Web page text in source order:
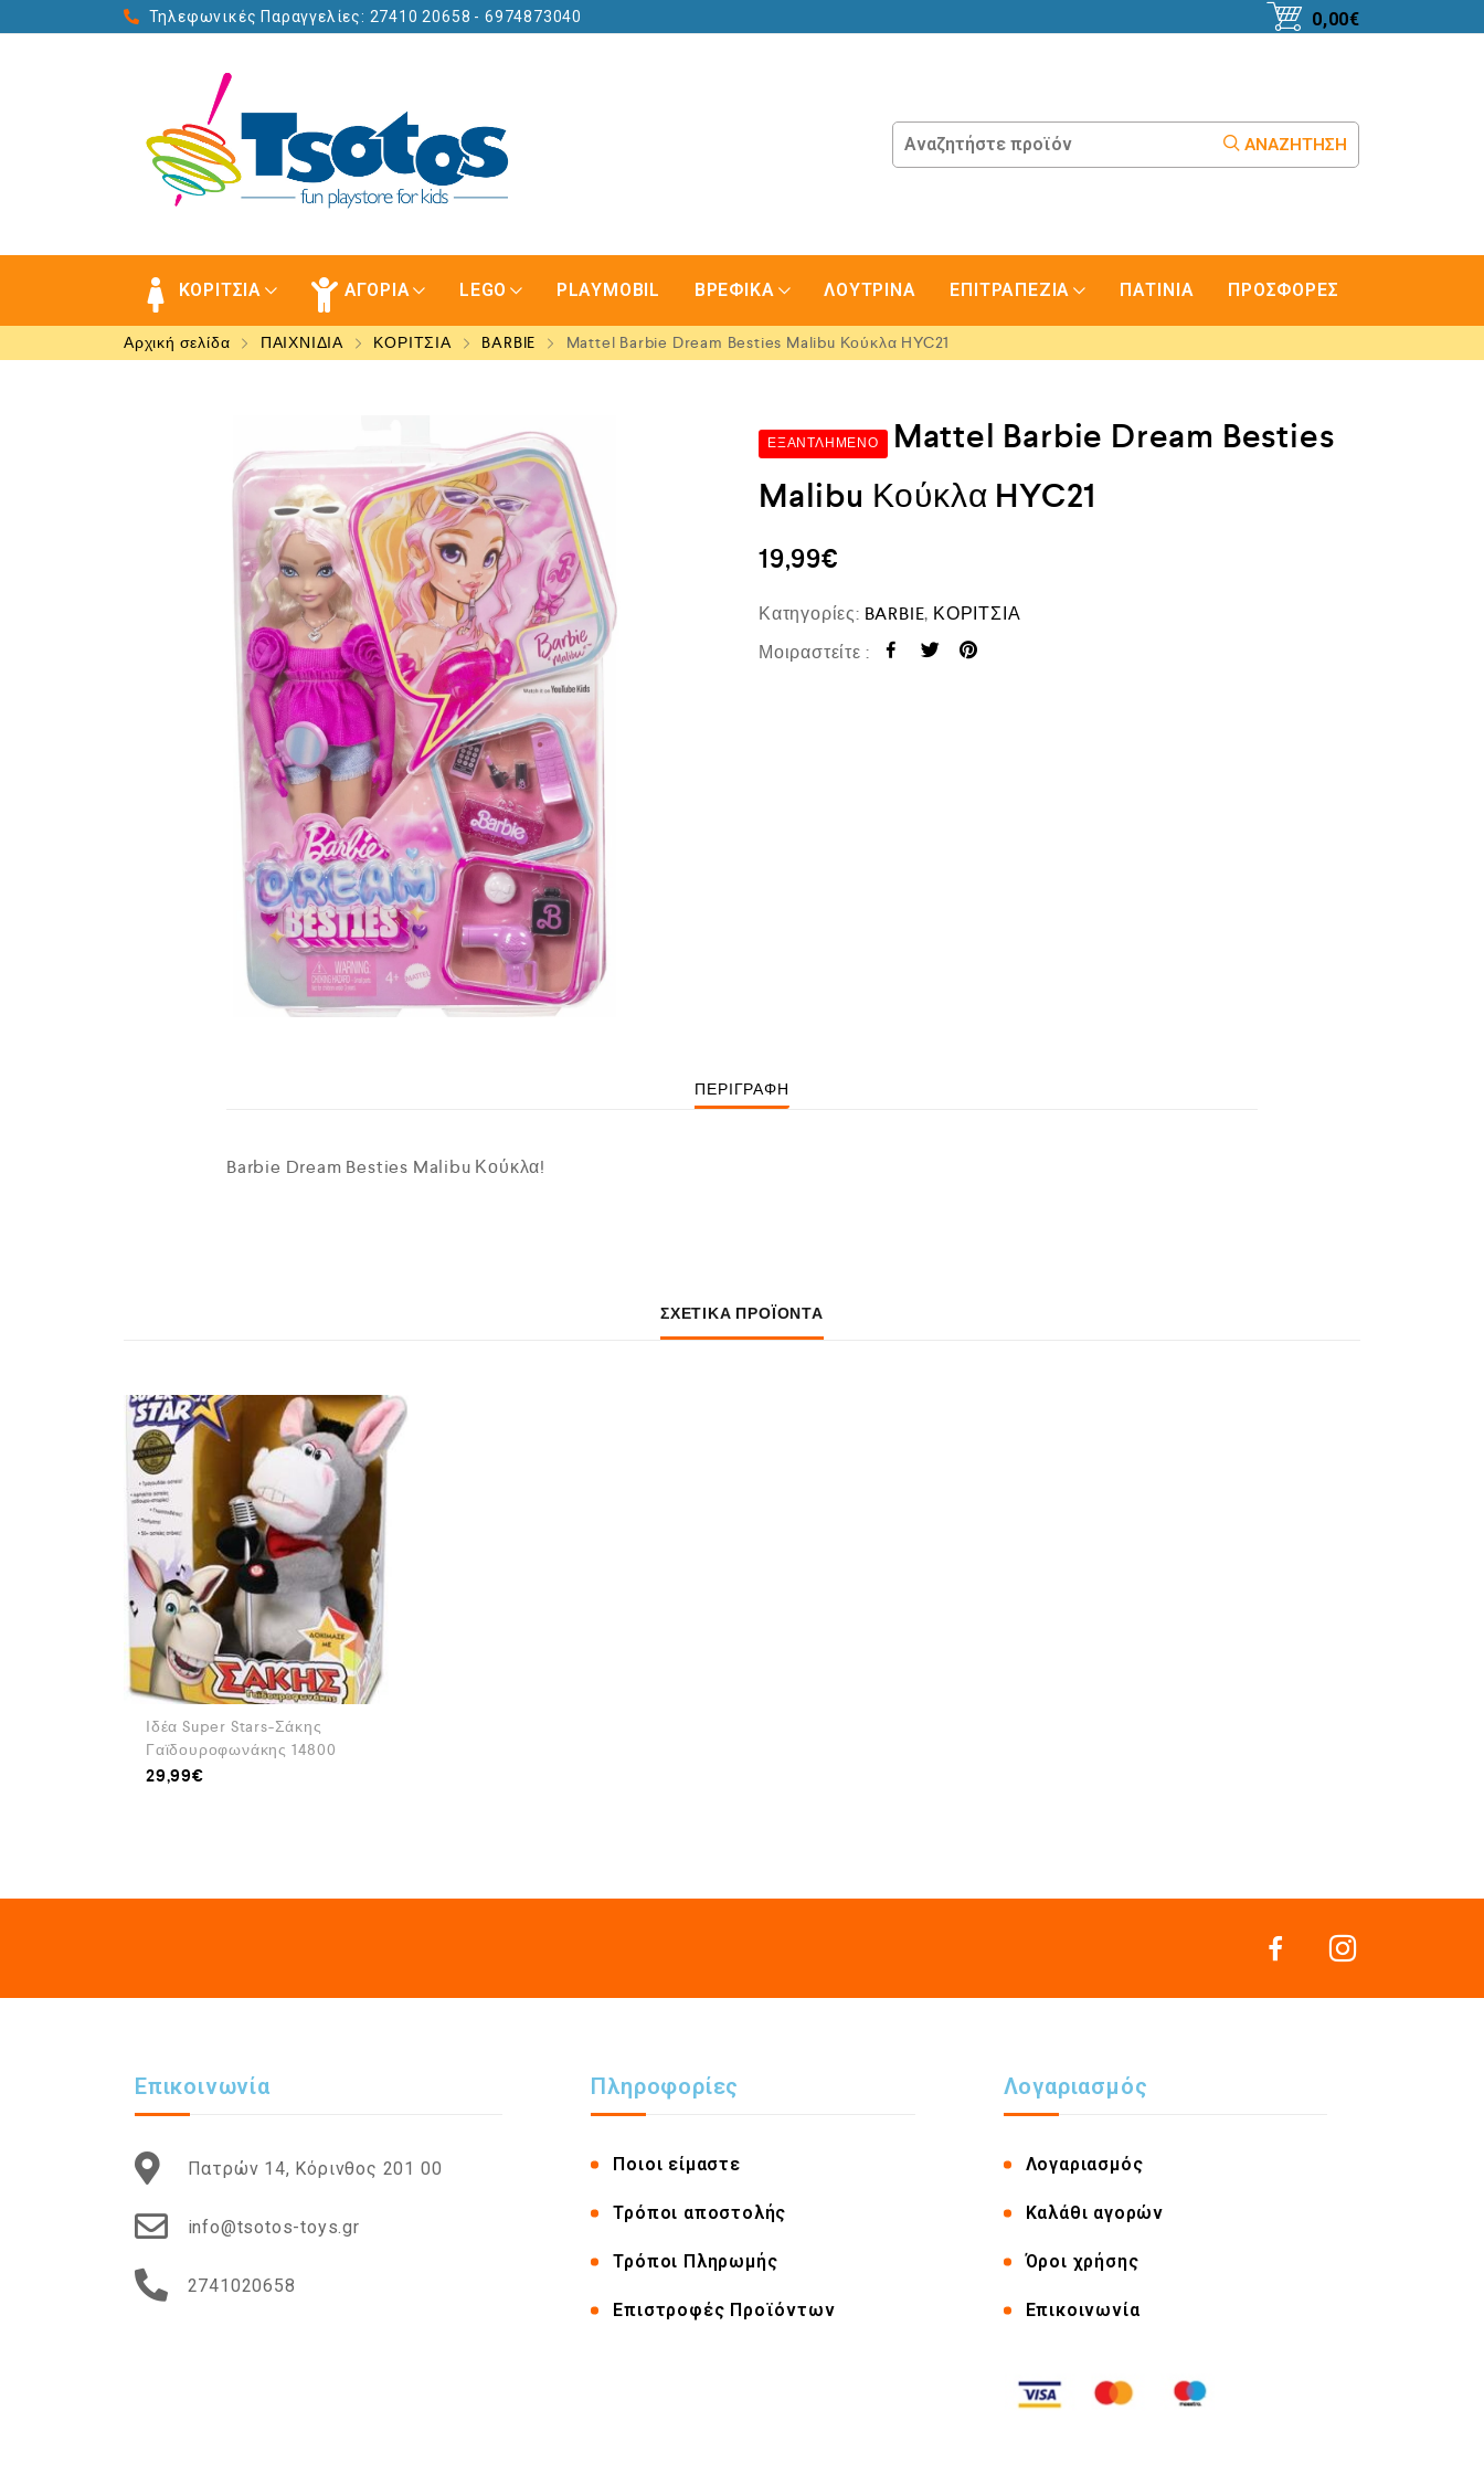
Τηλεφωνικές Παραγγελίες: 27410 20658 - 6974873040 0,00€
ΑΝΑΖΉΤΗΣΗ
ΚΟΡΙΤΣΙΑ ΑΓΟΡΙΑ LEGO PLAYMOBIL ΒΡΕΦΙΚΑ ΛΟΥΤΡΙΝΑ ΕΠΙΤΡΑΠΕΖΙΑ ΠΑΤΙΝΙΑ ΠΡΟΣΦΟΡΕΣ
Αρχική σελίδα ΠΑΙΧΝΙΔΙΑ ΚΟΡΙΤΣΙΑ BARBIE Mattel Barbie Dream Besties Malibu Κούκλα HYC21
ΕΞΑΝΤΛΗΜΈΝΟ
Mattel Barbie Dream Besties
Malibu Κούκλα HYC21
19,99€
Κατηγορίες: BARBIE, ΚΟΡΙΤΣΙΑ
Μοιραστείτε :
ΠΕΡΙΓΡΑΦΉ
Barbie Dream Besties Malibu Κούκλα!
ΣΧΕΤΙΚΆ ΠΡΟΪΌΝΤΑ
Ιδέα Super Stars-Σάκης
Γαϊδουροφωνάκης 14800
29,99€
Επικοινωνία
Πατρών 14, Κόρινθος 201 00
info@tsotos-toys.gr
2741020658
Πληροφορίες
Ποιοι είμαστε
Τρόποι αποστολής
Τρόποι Πληρωμής
Επιστροφές Προϊόντων
Λογαριασμός
Λογαριασμός
Καλάθι αγορών
Όροι χρήσης
Επικοινωνία